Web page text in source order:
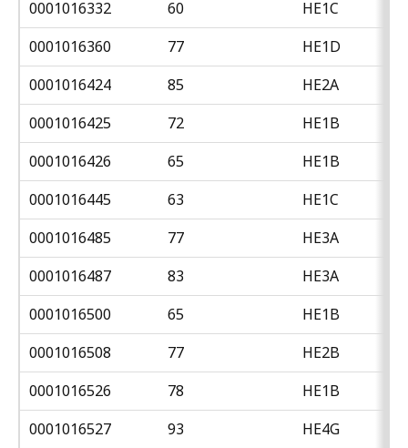
0001016332 60
HE1C
0001016360
77
HE1D
0001016424
85
HE2A
0001016425
72
HE1B
0001016426
65
HE1B
0001016445
63
HE1C
0001016485
77
HE3A
0001016487
83
HE3A
0001016500
65
HE1B
0001016508
77
HE2B
0001016526
78
HE1B
0001016527
93
HE4G